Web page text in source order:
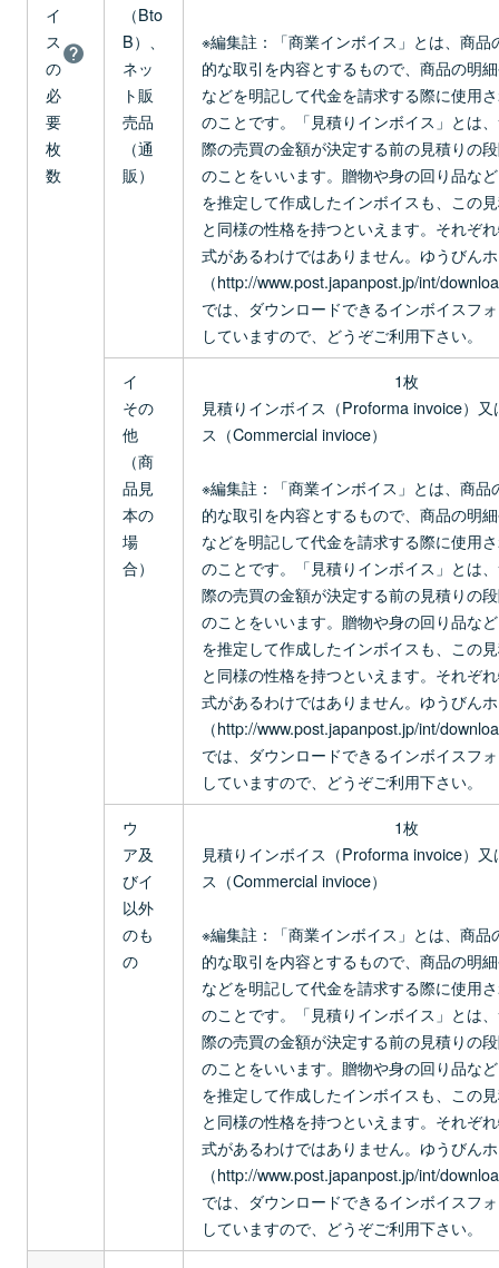
イ
ス
の
必
要
枚
数
（Bto
B）、
ネッ
ト販
売品
（通
販）
※編集註：「商業インボイス」とは、商品
的な取引を内容とするもので、商品の明
などを明記して代金を請求する際に使用
のことです。「見積りインボイス」とは
際の売買の金額が決定する前の見積りの
のことをいいます。贈物や身の回り品な
を推定して作成したインボイスも、この
と同様の性格を持つといえます。それぞ
式があるわけではありません。ゆうびん
（http://www.post.japanpost.jp/int/
では、ダウンロードできるインボイスフ
していますので、どうぞご利用下さい。
イ
その
他
（商
品見
本の
場
合）
1枚
見積りインボイス（Proforma invoice）
ス（Commercial invioce）
※編集註：「商業インボイス」とは、商品
的な取引を内容とするもので、商品の明
などを明記して代金を請求する際に使用
のことです。「見積りインボイス」とは
際の売買の金額が決定する前の見積りの
のことをいいます。贈物や身の回り品な
を推定して作成したインボイスも、この
と同様の性格を持つといえます。それぞ
式があるわけではありません。ゆうびん
（http://www.post.japanpost.jp/int/
では、ダウンロードできるインボイスフ
していますので、どうぞご利用下さい。
ウ
ア及
びイ
以外
のも
の
1枚
見積りインボイス（Proforma invoice）
ス（Commercial invioce）
※編集註：「商業インボイス」とは、商品
的な取引を内容とするもので、商品の明
などを明記して代金を請求する際に使用
のことです。「見積りインボイス」とは
際の売買の金額が決定する前の見積りの
のことをいいます。贈物や身の回り品な
を推定して作成したインボイスも、この
と同様の性格を持つといえます。それぞ
式があるわけではありません。ゆうびん
（http://www.post.japanpost.jp/int/
では、ダウンロードできるインボイスフ
していますので、どうぞご利用下さい。